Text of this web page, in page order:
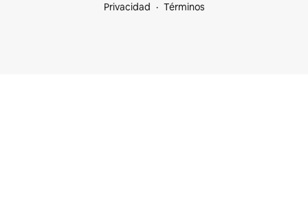
Privacidad
Términos